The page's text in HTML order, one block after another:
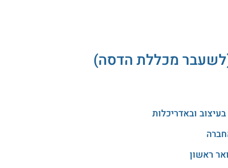
(לשעבר מכללת הדסה)
ראשון